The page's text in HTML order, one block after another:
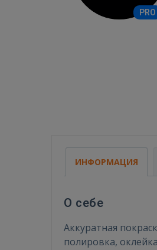
PRO
ИНФОРМАЦИЯ
О себе
Аккуратная
полировка,